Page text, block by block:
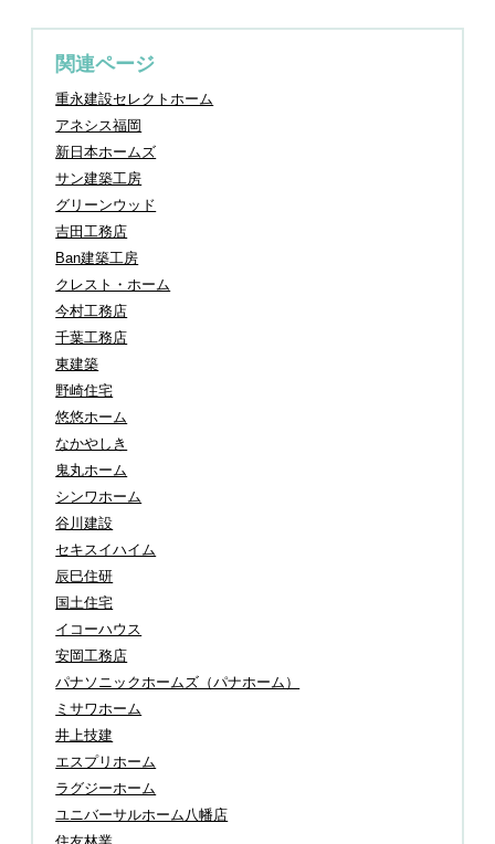
関連ページ
重永建設セレクトホーム
アネシス福岡
新日本ホームズ
サン建築工房
グリーンウッド
吉田工務店
Ban建築工房
クレスト・ホーム
今村工務店
千葉工務店
東建築
野崎住宅
悠悠ホーム
なかやしき
鬼丸ホーム
シンワホーム
谷川建設
セキスイハイム
辰巳住研
国土住宅
イコーハウス
安岡工務店
パナソニックホームズ（パナホーム）
ミサワホーム
井上技建
エスプリホーム
ラグジーホーム
ユニバーサルホーム八幡店